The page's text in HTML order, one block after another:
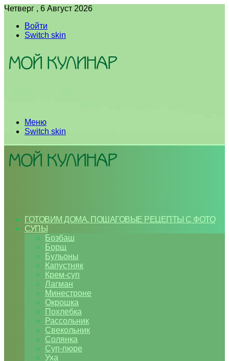
Четверг , 6 Август 2026
Войти
Switch skin
Меню
Switch skin
ГОТОВИМ ДОМА. ПОШАГОВЫЕ РЕЦЕПТЫ С ФОТО
СУПЫ
Бозбаш
Борщ
Бульоны
Капустняк
Крем-суп
Лагман
Минестроне
Окрошка
Похлебка
Рассольник
Свекольник
Солянка
Суп-пюре
Уха